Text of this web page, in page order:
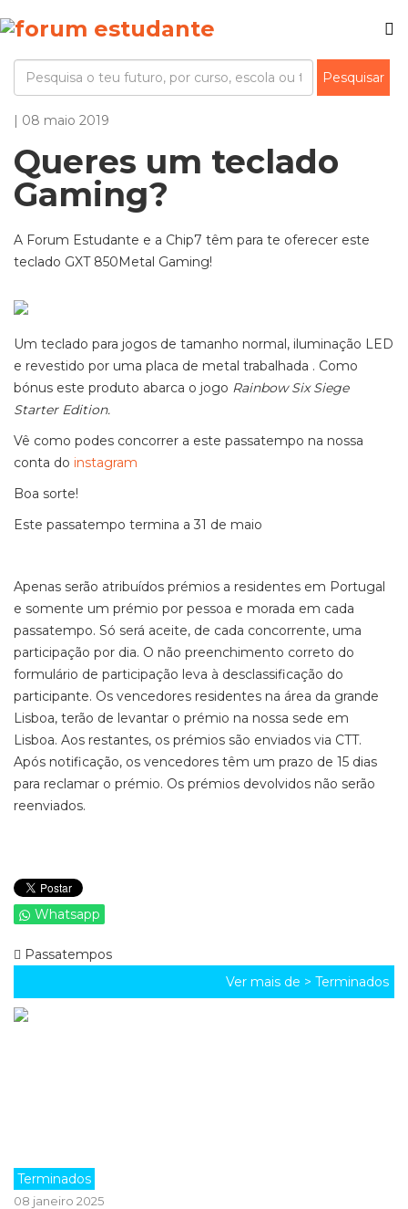
| 08 maio 2019
Queres um teclado
Gaming?
A Forum Estudante e a Chip7 têm para te oferecer este
teclado GXT 850Metal Gaming!
Um teclado para jogos de tamanho normal, iluminação LED
e revestido por uma placa de metal trabalhada . Como
bónus este produto abarca o jogo Rainbow Six Siege
Starter Edition.
Vê como podes concorrer a este passatempo na nossa
conta do instagram
Boa sorte!
Este passatempo termina a 31 de maio
Apenas serão atribuídos prémios a residentes em Portugal
e somente um prémio por pessoa e morada em cada
passatempo. Só será aceite, de cada concorrente, uma
participação por dia. O não preenchimento correto do
formulário de participação leva à desclassificação do
participante. Os vencedores residentes na área da grande
Lisboa, terão de levantar o prémio na nossa sede em
Lisboa. Aos restantes, os prémios são enviados via CTT.
Após notificação, os vencedores têm um prazo de 15 dias
para reclamar o prémio. Os prémios devolvidos não serão
reenviados.
Whatsapp
Passatempos
Ver mais de > Terminados
Terminados
08 janeiro 2025